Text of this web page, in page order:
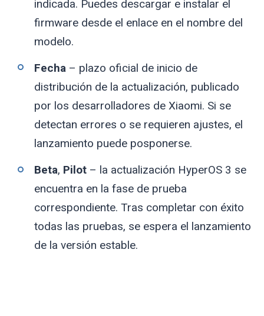
indicada. Puedes descargar e instalar el
firmware desde el enlace en el nombre del
modelo.
Fecha – plazo oficial de inicio de
distribución de la actualización, publicado
por los desarrolladores de Xiaomi. Si se
detectan errores o se requieren ajustes, el
lanzamiento puede posponerse.
Beta, Pilot – la actualización HyperOS 3 se
encuentra en la fase de prueba
correspondiente. Tras completar con éxito
todas las pruebas, se espera el lanzamiento
de la versión estable.